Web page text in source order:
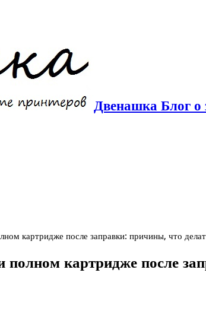
Двенашка Блог о
картридже после заправки: причины, что
полном картридже после